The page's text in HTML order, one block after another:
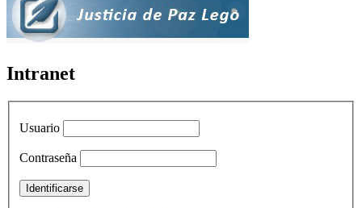
Intranet
Usuario
Contraseña